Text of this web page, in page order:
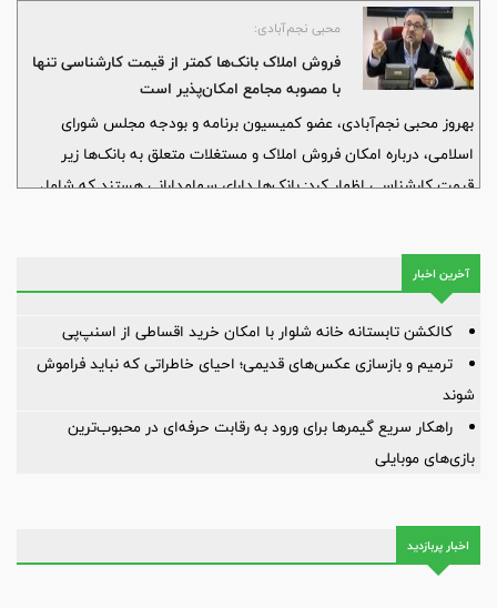
رکود بازار، مطالبات خود را وصول کنند. وی همچنین از پیگیری مجلس برای
تدوین آیین‌نامه اجرایی قانون تأمین مالی تولید و زیرساخت‌ها خبر داد.
محبی نجم‌آبادی:
فروش املاک بانک‌ها کمتر از قیمت کارشناسی تنها
با مصوبه مجامع امکان‌پذیر است
بهروز محبی نجم‌آبادی، عضو کمیسیون برنامه و بودجه مجلس شورای
اسلامی، درباره امکان فروش املاک و مستغلات متعلق به بانک‌ها زیر
قیمت کارشناسی اظهار کرد: بانک‌ها دارای سهامدارانی هستند که شامل
قیمت کارشناسی به فروش رساند، مگر آنکه تصمیم مجامع عمومی آن‌ها
چنین مجوزی را صادر کرده باشد.
آخرین اخبار
کالکشن تابستانه خانه شلوار با امکان خرید اقساطی از اسنپ‌پی
ترمیم و بازسازی عکس‌های قدیمی؛ احیای خاطراتی که نباید فراموش
شوند
راهکار سریع گیمرها برای ورود به رقابت حرفه‌ای در محبوب‌ترین
بازی‌های موبایلی
اخبار پربازدید